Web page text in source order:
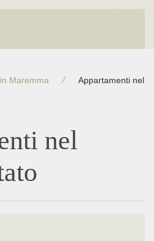
Maremma
Appartamenti nel
nel